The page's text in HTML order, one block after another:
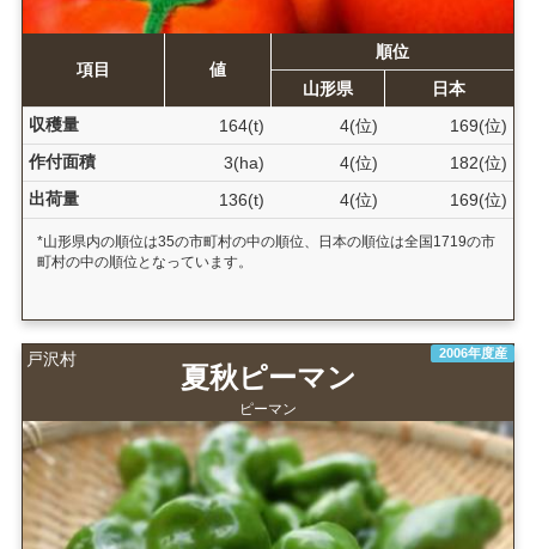
項目 値
順位
山形県
日本
収穫量
164(t) 4(位)
169(位)
作付面積
3(ha) 4(位)
182(位)
出荷量
136(t) 4(位) 169(位)
*山形県内の順位は35の市町村の中の順位、日本の順位は全国1719の市
町村の中の順位となっています。
戸沢村 2006年度産
夏秋ピーマン
ピーマン